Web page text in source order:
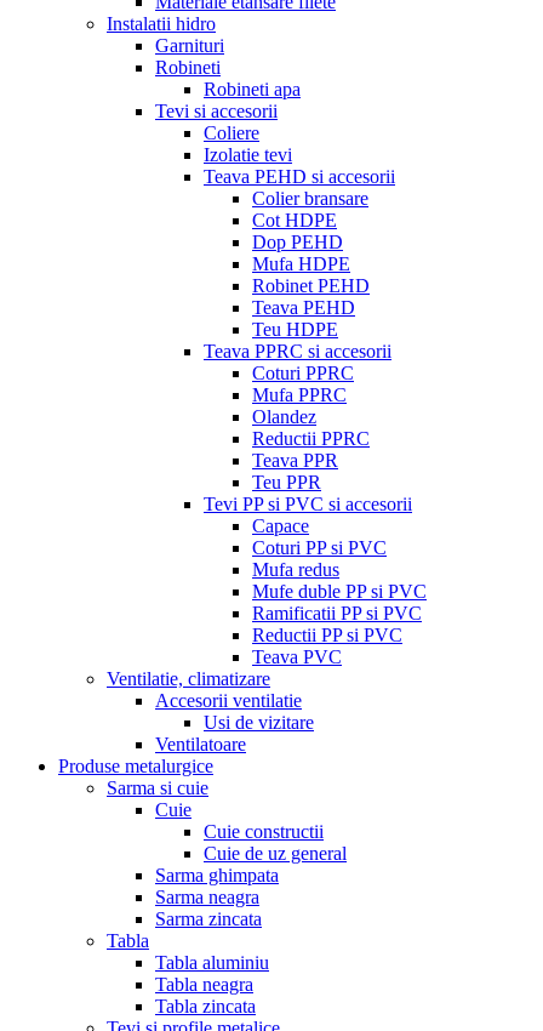
Instalatii hidro
Garnituri
Robineti
Robineti apa
Tevi si accesorii
Coliere
Izolatie tevi
Teava PEHD si accesorii
Colier bransare
Cot HDPE
Dop PEHD
Mufa HDPE
Robinet PEHD
Teava PEHD
Teu HDPE
Teava PPRC si accesorii
Coturi PPRC
Mufa PPRC
Olandez
Reductii PPRC
Teava PPR
Teu PPR
Tevi PP si PVC si accesorii
Capace
Coturi PP si PVC
Mufa redus
Mufe duble PP si PVC
Ramificatii PP si PVC
Reductii PP si PVC
Teava PVC
Ventilatie, climatizare
Accesorii ventilatie
Usi de vizitare
Ventilatoare
Produse metalurgice
Sarma si cuie
Cuie
Cuie constructii
Cuie de uz general
Sarma ghimpata
Sarma neagra
Sarma zincata
Tabla
Tabla aluminiu
Tabla neagra
Tabla zincata